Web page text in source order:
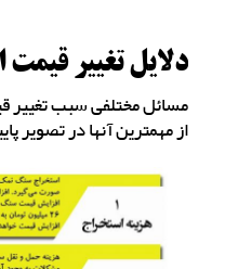
دلایل تغییر
مسائل مختلفی سبب
از مهمترین آنها در تصویر